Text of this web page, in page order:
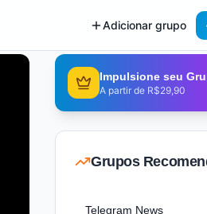
Adicionar grupo
Impulsione seu
A partir de R$29,90
Grupos
Telegram News